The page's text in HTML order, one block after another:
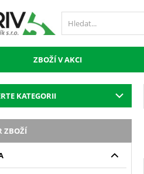
ZBOŽÍ V AKCI
KATEGORII
ZBOŽÍ